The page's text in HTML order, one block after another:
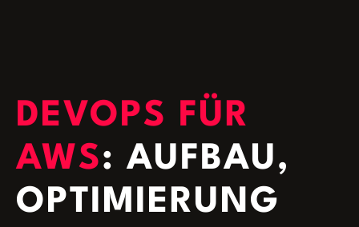
DEVOPS FÜR
AWS: AUFBAU,
OPTIMIERUNG